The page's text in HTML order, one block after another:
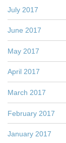
July 2017
June 2017
May 2017
April 2017
March 2017
February 2017
January 2017